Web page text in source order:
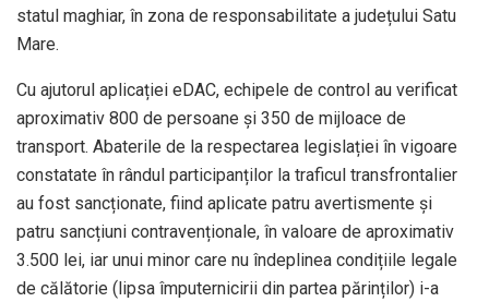
statul maghiar, în zona de responsabilitate a județului Satu
Mare.
Cu ajutorul aplicației eDAC, echipele de control au verificat
aproximativ 800 de persoane și 350 de mijloace de
transport. Abaterile de la respectarea legislației în vigoare
constatate în rândul participanților la traficul transfrontalier
au fost sancționate, fiind aplicate patru avertismente și
patru sancțiuni contravenționale, în valoare de aproximativ
3.500 lei, iar unui minor care nu îndeplinea condițiile legale
de călătorie (lipsa împuternicirii din partea părinților) i-a